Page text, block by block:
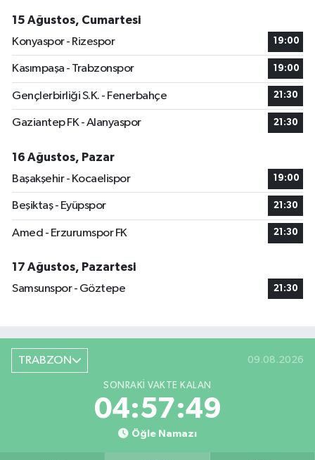
15 Ağustos, Cumartesi
Konyaspor - Rizespor
19:00
Kasımpaşa - Trabzonspor 19:00
Gençlerbirliği S.K. - Fenerbahçe 21:30
Gaziantep FK - Alanyaspor 21:30
16 Ağustos, Pazar
Başakşehir - Kocaelispor
19:00
Beşiktaş - Eyüpspor 21:30
Amed - Erzurumspor FK 21:30
17 Ağustos, Pazartesi
Samsunspor - Göztepe
21:30
TRABZON 09.08.2026
SONRAKI VAKTE KALAN
04:57:48
Öğle Namazı